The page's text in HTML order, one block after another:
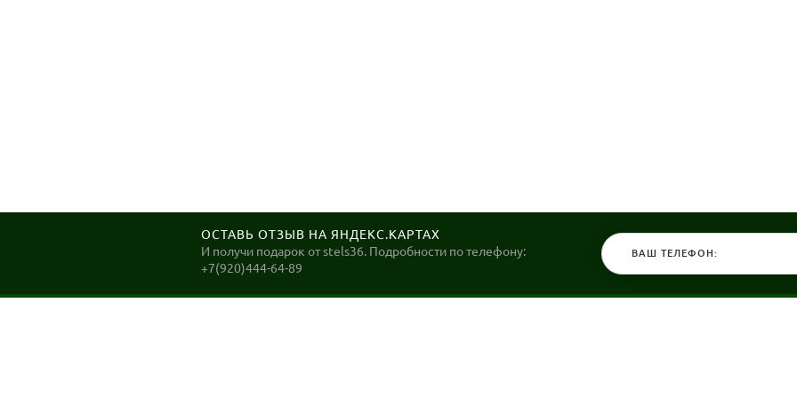
ОСТАВЬ ОТЗЫВ НА ЯНДЕКС.КАРТАХ
И получи подарок от stels36. Подробности по телефону:
+7(920)444-64-89